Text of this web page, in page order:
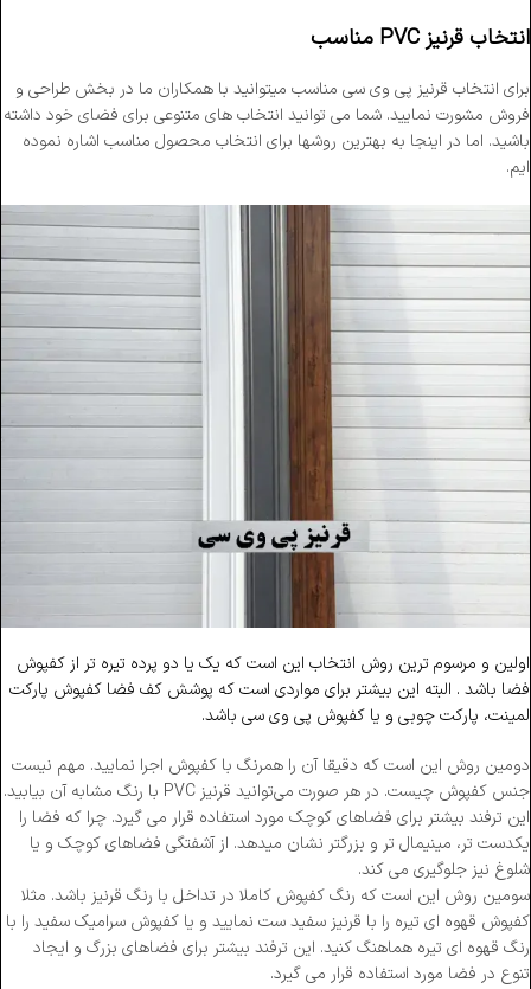
انتخاب قرنیز PVC مناسب
برای انتخاب قرنیز پی وی سی مناسب میتوانید با همکاران ما در بخش طراحی و
فروش مشورت نمایید. شما می توانید انتخاب های متنوعی برای فضای خود داشته
باشید. اما در اینجا به بهترین روشها برای انتخاب محصول مناسب اشاره نموده
ایم.
اولین و مرسوم ترین روش انتخاب این است که یک یا دو پرده تیره تر از کفپوش
فضا باشد‌‌ . البته این بیشتر برای مواردی است که پوشش کف فضا کفپوش پارکت
لمینت، پارکت چوبی و یا کفپوش پی وی سی باشد.
دومین روش این است که دقیقا آن را همرنگ با کفپوش اجرا نمایید. مهم نیست
جنس کفپوش چیست. در هر صورت می‌توانید قرنیز PVC با رنگ مشابه آن بیابید.
این ترفند بیشتر برای فضاهای کوچک مورد استفاده قرار می گیرد. چرا که فضا را
یکدست تر، مینیمال تر و بزرگتر نشان میدهد. از آشفتگی فضاهای کوچک و یا
شلوغ نیز جلوگیری می کند.
سومین روش این است که رنگ کفپوش کاملا در تداخل با رنگ قرنیز باشد. مثلا
کفپوش قهوه ای تیره را با قرنیز سفید ست نمایید و یا کفپوش سرامیک سفید را با
رنگ قهوه ای تیره هماهنگ کنید. این ترفند بیشتر برای فضاهای بزرگ و ایجاد
تنوع در فضا مورد استفاده قرار می گیرد.